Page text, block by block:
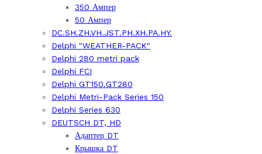
350 Ампер
50 Ампер
DC.SH.ZH.VH.JST.PH.XH.PA.HY.
Delphi "WEATHER-PACK"
Delphi 280 metri pack
Delphi FCI
Delphi GT150.GT280
Delphi Metri-Pack Series 150
Delphi Series 630
DEUTSCH DT, HD
Адаптер DT
Крышка DT